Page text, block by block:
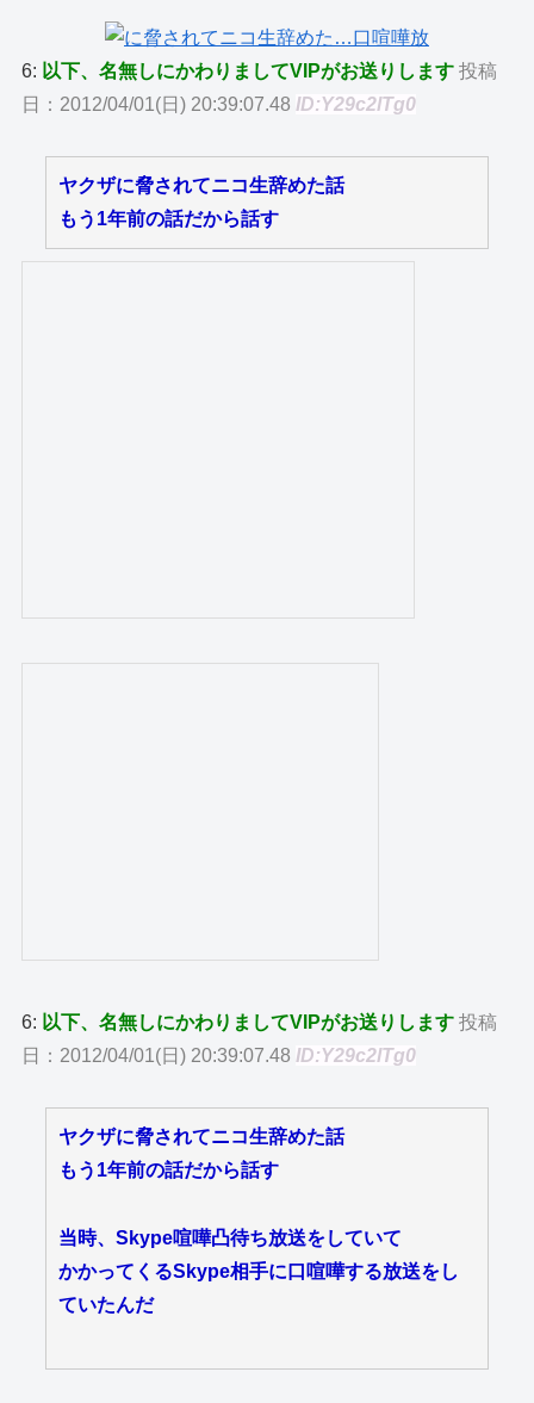
6: 以下、名無しにかわりましてVIPがお送りします 投稿
日：2012/04/01(日) 20:39:07.48 ID:Y29c2lTg0
ヤクザに脅されてニコ生辞めた話
もう1年前の話だから話す
6: 以下、名無しにかわりましてVIPがお送りします 投稿
日：2012/04/01(日) 20:39:07.48 ID:Y29c2lTg0
ヤクザに脅されてニコ生辞めた話
もう1年前の話だから話す
当時、Skype喧嘩凸待ち放送をしていて
かかってくるSkype相手に口喧嘩する放送をし
ていたんだ